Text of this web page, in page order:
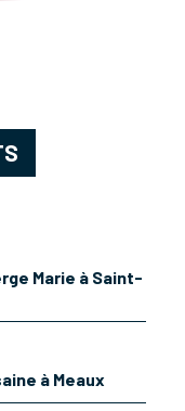
Marie à Saint-
à Meaux